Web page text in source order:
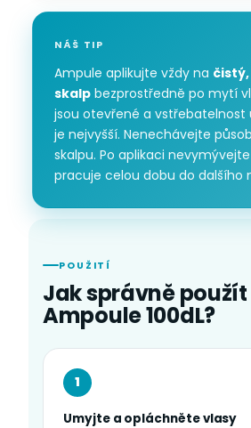
NÁŠ TIP
Ampule aplikujte vždy na
skalp bezprostředně po mytí
jsou otevřené a vstřebatelnost
je nejvyšší. Nenechávejte
skalpu. Po aplikaci
pracuje celou dobu do dalšího
POUŽITÍ
Jak správně
Ampoule 100dL?
1
Umyjte a opláchněte vlasy